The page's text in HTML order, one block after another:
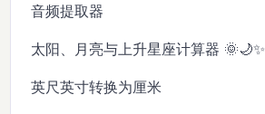
音频提取器
太阳、月亮与上升星座计算器 🌞🌙✨
英尺英寸转换为厘米